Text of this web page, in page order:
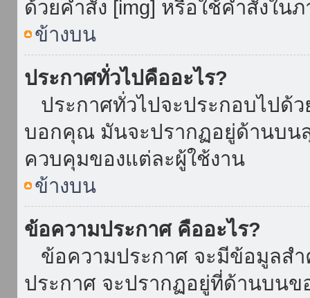
ด้วยคำสั่ง [img] หรือใช้คำสั่งใ
ข้างบน
ประกาศทั่วไปคืออะไร?
ประกาศทั่วไปจะประกอบไปด้
บอกคุณ มันจะปรากฏอยู่ด้านบน
ควบคุมของแต่ละผู้ใช้งาน
ข้างบน
ข้อความประกาศ คืออะไร?
ข้อความประกาศ จะมีข้อมูลส
ประกาศ จะปรากฏอยู่ที่ด้านบนข